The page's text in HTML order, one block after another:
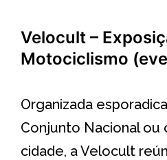
Velocult –
Motociclismo
Organizada
Conjunto Nacional
cidade, a Velocult